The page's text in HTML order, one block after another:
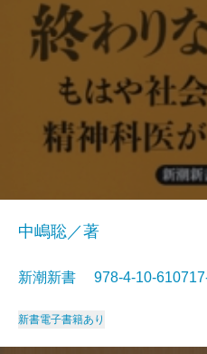
中嶋聡／著
新潮新書 978-4-10-
新書電子書籍あり